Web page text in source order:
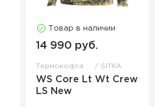
Товар в наличии
14 990 руб.
Термокофта SITKA
WS Core Lt Wt Crew
LS New